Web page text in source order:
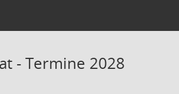
- Termine 2028